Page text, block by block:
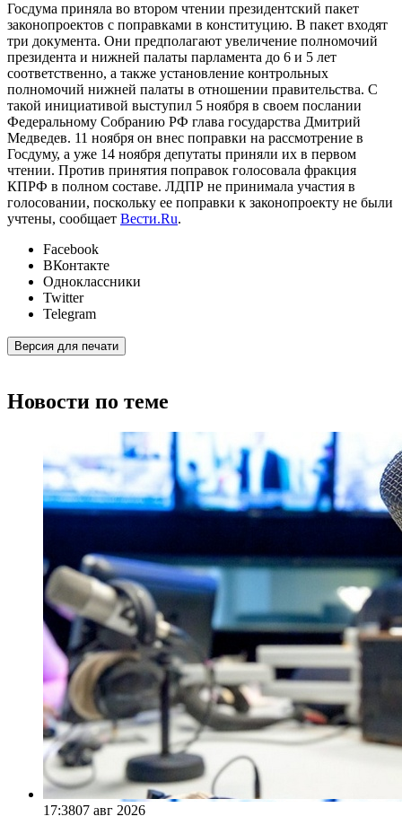
Госдума приняла во втором чтении президентский пакет
законопроектов с поправками в конституцию. В пакет входят
три документа. Они предполагают увеличение полномочий
президента и нижней палаты парламента до 6 и 5 лет
соответственно, а также установление контрольных
полномочий нижней палаты в отношении правительства. С
такой инициативой выступил 5 ноября в своем послании
Федеральному Собранию РФ глава государства Дмитрий
Медведев. 11 ноября он внес поправки на рассмотрение в
Госдуму, а уже 14 ноября депутаты приняли их в первом
чтении. Против принятия поправок голосовала фракция
КПРФ в полном составе. ЛДПР не принимала участия в
голосовании, поскольку ее поправки к законопроекту не были
учтены, сообщает Вести.Ru.
Facebook
ВКонтакте
Одноклассники
Twitter
Telegram
Версия для печати
Новости по теме
17:3807 авг 2026